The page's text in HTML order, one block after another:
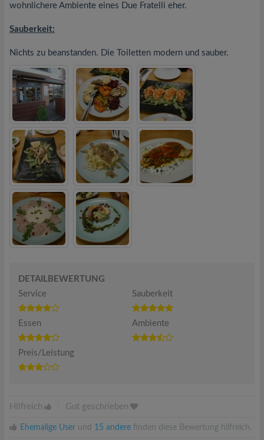
wohnlichere Ambiente eines Due Fratelli eher.
Sauberkeit:
Nichts zu beanstanden. Die Toiletten modern und sauber.
DETAILBEWERTUNG
Service
Sauberkeit
Essen Ambiente
Preis/Leistung
Hilfreich Gut geschrieben
Ehemalige User und 15 andere finden diese Bewertung hilfreich.